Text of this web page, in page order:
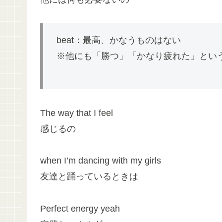
beat：最高、かなうものはない
※他にも「勝つ」「かなり疲れた」とい
The way that I feel
感じるの
when I’m dancing with my girls
友達と踊っているときは
Perfect energy yeah